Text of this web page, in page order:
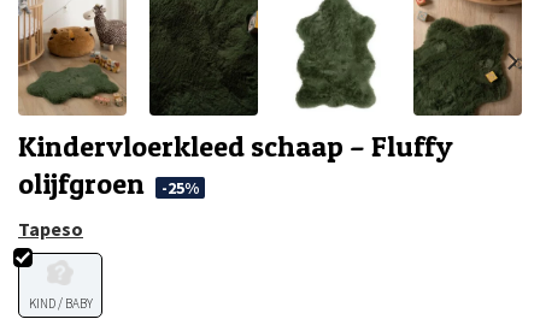
Kindervloerkleed schaap – Fluffy
olijfgroen
-25%
Tapeso
KIND / BABY